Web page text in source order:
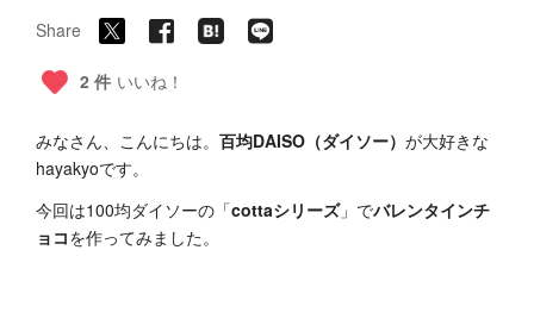
Share
2 件 いいね！
みなさん、こんにちは。 百均DAISO（ダイソー） が大好きな
hayakyoです。
今回は100均ダイソーの「cottaシリーズ」でバレンタインチ
ョコを作ってみました。